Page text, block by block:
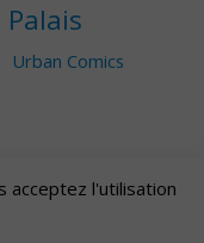
Urban Comics
acceptez l'utilisation